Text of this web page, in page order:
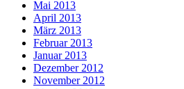
Mai 2013
April 2013
März 2013
Februar 2013
Januar 2013
Dezember 2012
November 2012